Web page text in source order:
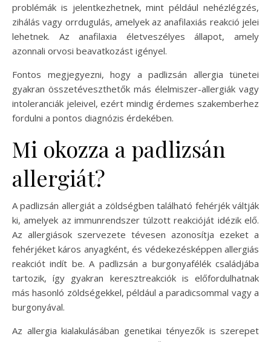
problémák is jelentkezhetnek, mint például nehézlégzés,
zihálás vagy orrdugulás, amelyek az anafilaxiás reakció jelei
lehetnek. Az anafilaxia életveszélyes állapot, amely
azonnali orvosi beavatkozást igényel.
Fontos megjegyezni, hogy a padlizsán allergia tünetei
gyakran összetéveszthetők más élelmiszer-allergiák vagy
intoleranciák jeleivel, ezért mindig érdemes szakemberhez
fordulni a pontos diagnózis érdekében.
Mi okozza a padlizsán
allergiát?
A padlizsán allergiát a zöldségben található fehérjék váltják
ki, amelyek az immunrendszer túlzott reakcióját idézik elő.
Az allergiások szervezete tévesen azonosítja ezeket a
fehérjéket káros anyagként, és védekezésképpen allergiás
reakciót indít be. A padlizsán a burgonyafélék családjába
tartozik, így gyakran keresztreakciók is előfordulhatnak
más hasonló zöldségekkel, például a paradicsommal vagy a
burgonyával.
Az allergia kialakulásában genetikai tényezők is szerepet